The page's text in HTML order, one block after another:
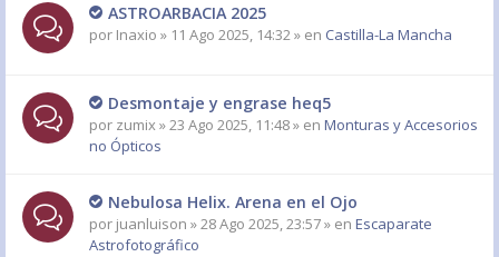
ASTROARBACIA 2025
por Inaxio » 11 Ago 2025, 14:32 » en Castilla-La Mancha
Desmontaje y engrase heq5
por zumix» 23 Ago 2025, 11:48 » en Monturas y Accesorios
no Ópticos
Nebulosa Helix. Arena en el Ojo
por juanluison » 28 Ago 2025, 23:57 » en Escaparate
Astrofotográfico